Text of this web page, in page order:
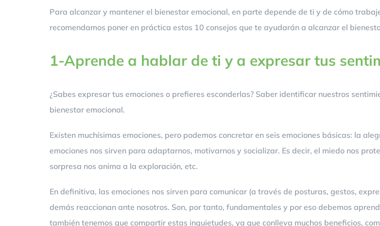
Para alcanzar y mantener el bienestar emocional, en parte depende de ti y de cómo
recomendamos poner en práctica estos 10 consejos que te ayudarán a alcanzar el
1-Aprende a hablar de ti y a expresar tus
¿Sabes expresar tus emociones o prefieres esconderlas? Saber identificar nuestros
bienestar emocional.
Existen muchísimas emociones, pero podemos concretar en seis emociones básicas: la
emociones nos sirven para adaptarnos, motivarnos y socializar. Es decir, el miedo nos
sorpresa nos anima a la exploración, etc.
En definitiva, las emociones nos sirven para comunicar (a través de posturas, gestos,
demás reaccionan ante nosotros. Son, por tanto, fundamentales y por eso debemos
también tenemos que compartir estas inquietudes, ya que conlleva muchos beneficios,